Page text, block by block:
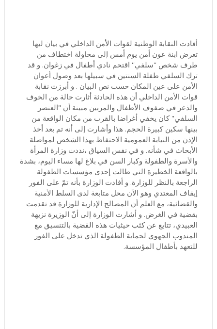
أفادت النقابة الوطنية لقوات الأمن الداخلي في بيان ليها
تعرض ابنة عون أمن يوم أمس إلى محاولة اختطاف من
طرف شخص ''سلفي'' اقتحم نادي أطفال في زغوان. و قد
ترك السلفي طفلة السنتين في سبيلها بعد وصول أعوان
الأمن على عين المكان حسب نص البيان . و أبرزت نقابة
قوات الأمن الداخلي أن هذه الحادثة أثارت حالة من الخوف
والذعر في صفوف الأطفال والمربين مبينة أن "العنصر
السلفي" كان يخفي أغراضا بالقرب من مكان الواقعة من
بينها سكين كبيرة الحجم. هذا وأشارت إلى أنه تم بعد أخذ
الإذن من النيابة العمومية الاحتفاظ بهذا الشخص لمواصلة
الأبحاث في شأنه. و في نفس السياق ،نددت وزارة المرأة
والأسرة والطفولة وكبار السن في بلاغ لها مساء اليوم، بشدة
بالواقعة الخطيرة التي طالت إحدى مؤسسات الطفولة
الراجعة بالنظر للوزارة. و أفادت الوزارة بأنه تمّ على الفور
إيقاف المعتدي وهو الآن محل متابعة لدى السلط الأمنية
والقضائية، مع العلم أن المصالح الإدارية للوزارة قد تقدمت
بقضية في الغرض. و أشارت الوزارة إلى أنّ الوزيرة نزيهة
العبيدي، تتابع عن كثب حيثيات هذه القضية بالتنسيق مع
المندوب الجهوي لحماية الطفولة الذي تدخل على الفور
للتعهد بأطفال المؤسسة.